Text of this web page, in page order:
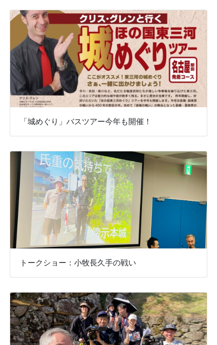
「城めぐり」バスツアー今年も開催！
トークショー：小牧長久手の戦い